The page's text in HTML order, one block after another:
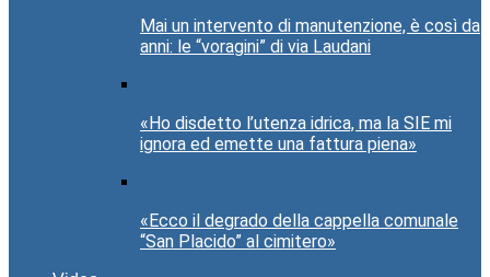
Mai un intervento di manutenzione, è così da
anni: le “voragini” di via Laudani
«Ho disdetto l’utenza idrica, ma la SIE mi
ignora ed emette una fattura piena»
«Ecco il degrado della cappella comunale
“San Placido” al cimitero»